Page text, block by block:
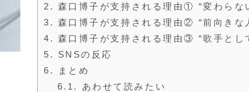
2. 森口博子が支持される理由① “変わらな
3. 森口博子が支持される理由② “前向きな
4. 森口博子が支持される理由③ “歌手とし
5.
SNSの反応
6.
まとめ
6.1.
あわせて読みたい